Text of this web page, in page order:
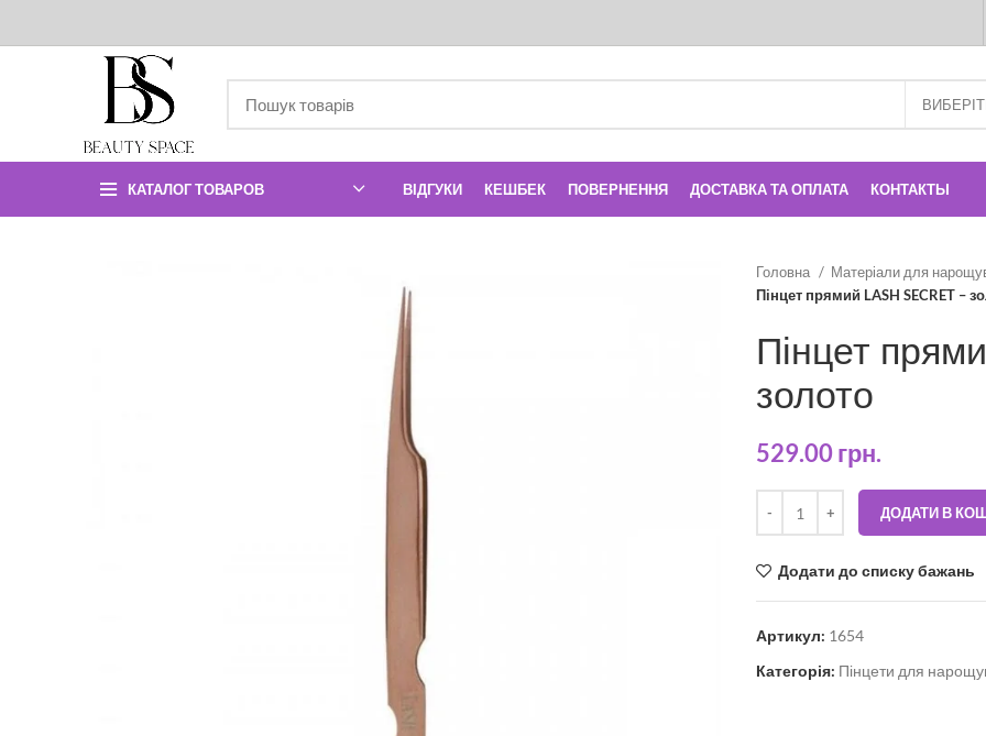
КАТАЛОГ ТОВАРОВ ВІДГУКИ КЕШБЕК ПОВЕРНЕННЯ ДОСТАВКА ТА ОПЛАТА КОНТАКТЫ
Головна Матеріали для
Пінцет прямий LASH SECRET –
Пінцет
золото
529.00грн.
ДОДАТИ В
Додати до списку бажань
Артикул: 1654
Категорія: Пінцети для